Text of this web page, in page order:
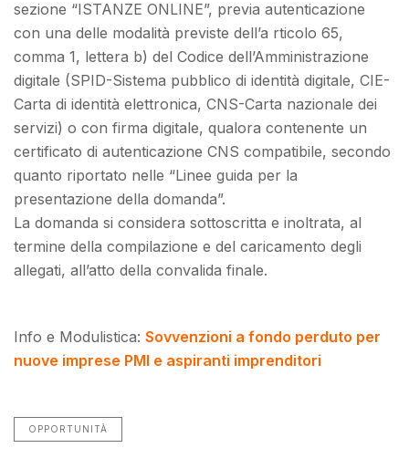
sezione “ISTANZE ONLINE”, previa autenticazione
con una delle modalità previste dell’a rticolo 65,
comma 1, lettera b) del Codice dell’Amministrazione
digitale (SPID-Sistema pubblico di identità digitale, CIE-
Carta di identità elettronica, CNS-Carta nazionale dei
servizi) o con firma digitale, qualora contenente un
certificato di autenticazione CNS compatibile, secondo
quanto riportato nelle “Linee guida per la
presentazione della domanda”.
La domanda si considera sottoscritta e inoltrata, al
termine della compilazione e del caricamento degli
allegati, all’atto della convalida finale.
Info e Modulistica: Sovvenzioni a fondo perduto per
nuove imprese PMI e aspiranti imprenditori
OPPORTUNITÀ